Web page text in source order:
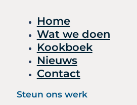
Home
Wat we doen
Kookboek
Nieuws
Contact
Steun ons werk